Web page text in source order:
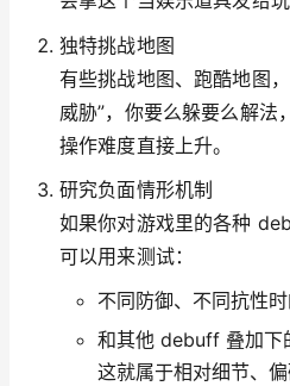
独特挑战地图
有些挑战地图、跑酷地图
威胁”，你要么躲要么解法
操作难度直接上升。
研究负面情形机制
如果你对游戏里的各种
可以用来测试：
不同防御、不同抗性
和其他 debuff 叠加下
这就属于相对细节、